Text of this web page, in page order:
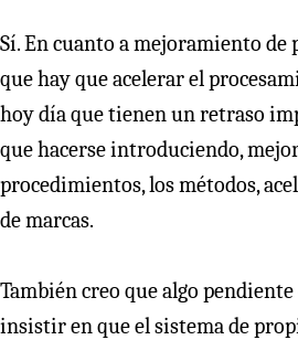
Sí. En cuanto a mejoramiento
que hay que acelerar el
hoy día que tienen un retraso
que hacerse introduciendo,
procedimientos, los métodos,
de marcas.
También creo que algo
insistir en que el sistema de